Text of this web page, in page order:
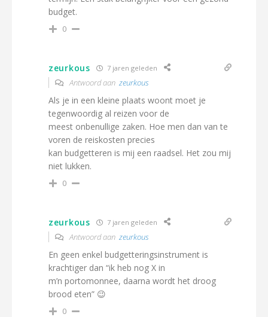
budget.
0
zeurkous 7 jaren geleden
Antwoord aan zeurkous
Als je in een kleine plaats woont moet je
tegenwoordig al reizen voor de
meest onbenullige zaken. Hoe men dan van te
voren de reiskosten precies
kan budgetteren is mij een raadsel. Het zou mij
niet lukken.
0
zeurkous 7 jaren geleden
Antwoord aan zeurkous
En geen enkel budgetteringsinstrument is
krachtiger dan “ik heb nog X in
m’n portomonnee, daarna wordt het droog
brood eten” 😉
0